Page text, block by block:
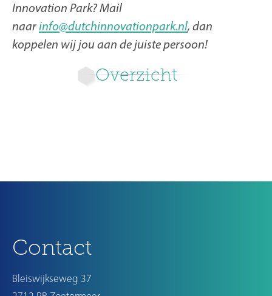
Overzicht
Innovation Park? Mail
naarinfo@dutchinnovationpark.nl, dan
koppelen wij jou aan de juiste persoon!
Contact
Bleiswijkseweg 37